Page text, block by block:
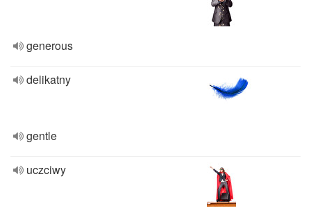
generous
delikatny
gentle
uczciwy